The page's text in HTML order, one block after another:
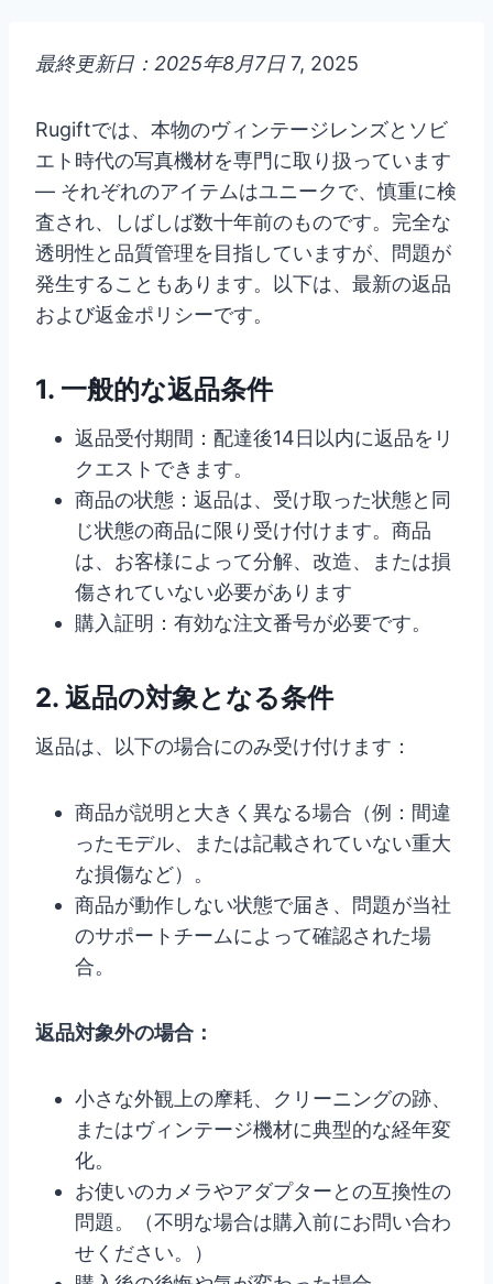
最終更新日：2025年8月7日7, 2025
Rugiftでは、本物のヴィンテージレンズとソビ
エト時代の写真機材を専門に取り扱っています
— それぞれのアイテムはユニークで、慎重に検
査され、しばしば数十年前のものです。完全な
透明性と品質管理を目指していますが、問題が
発生することもあります。以下は、最新の返品
および返金ポリシーです。
1. 一般的な返品条件
返品受付期間：配達後14日以内に返品をリ
クエストできます。
商品の状態：返品は、受け取った状態と同
じ状態の商品に限り受け付けます。商品
は、お客様によって分解、改造、または損
傷されていない必要があります
購入証明：有効な注文番号が必要です。
2. 返品の対象となる条件
返品は、以下の場合にのみ受け付けます：
商品が説明と大きく異なる場合（例：間違
ったモデル、または記載されていない重大
な損傷など）。
商品が動作しない状態で届き、問題が当社
のサポートチームによって確認された場
合。
返品対象外の場合：
小さな外観上の摩耗、クリーニングの跡、
またはヴィンテージ機材に典型的な経年変
化。
お使いのカメラやアダプターとの互換性の
問題。（不明な場合は購入前にお問い合わ
せください。）